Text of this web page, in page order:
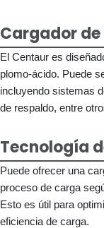
Cargador
El Centaur es
plomo-ácido. Puede
incluyendo sistemas
de respaldo, entre
Tecnología
Puede ofrecer una
proceso de carga
Esto es útil para
eficiencia de carga.